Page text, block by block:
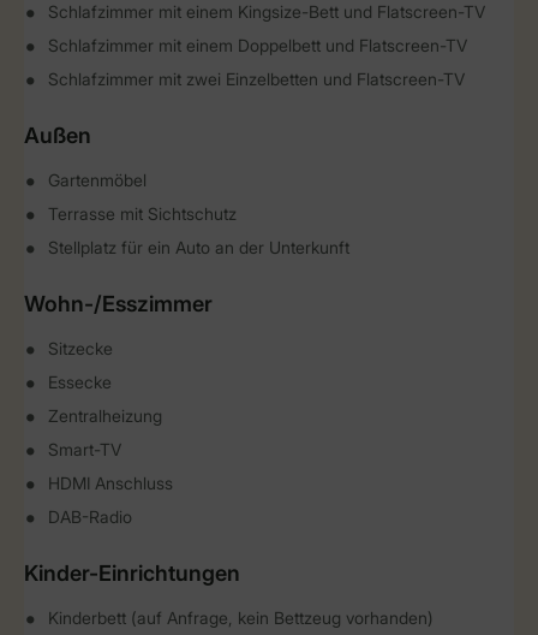
Schlafzimmer mit einem Kingsize-Bett und Flatscreen-TV
Schlafzimmer mit einem Doppelbett und Flatscreen-TV
Schlafzimmer mit zwei Einzelbetten und Flatscreen-TV
Außen
Gartenmöbel
Terrasse mit Sichtschutz
Stellplatz für ein Auto an der Unterkunft
Wohn-/Esszimmer
Sitzecke
Essecke
Zentralheizung
Smart-TV
HDMI Anschluss
DAB-Radio
Kinder-Einrichtungen
Kinderbett (auf Anfrage, kein Bettzeug vorhanden)